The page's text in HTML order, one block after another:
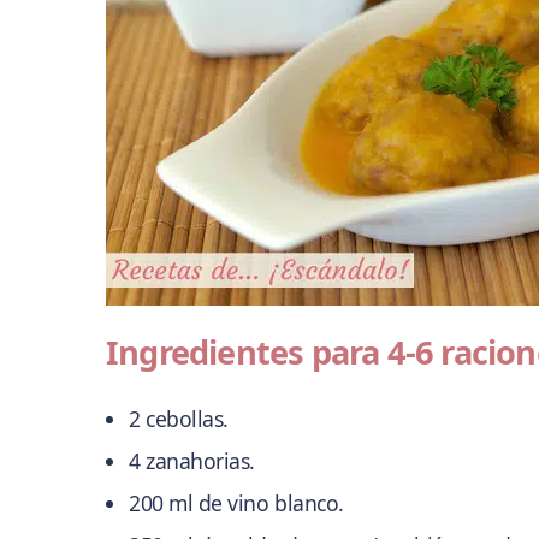
Ingredientes para 4-6
2 cebollas.
4 zanahorias.
200 ml de vino blanco.